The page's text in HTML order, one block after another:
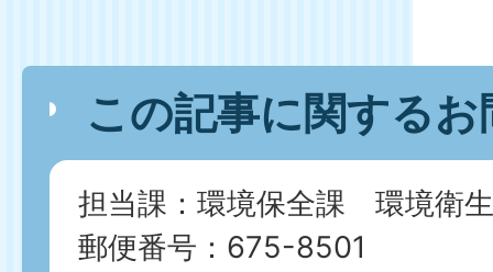
この記事に関する
担当課：環境保全課 環境衛
郵便番号：675-8501